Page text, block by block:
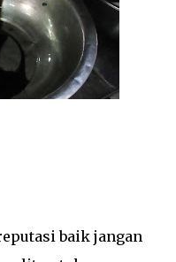
baik jangan